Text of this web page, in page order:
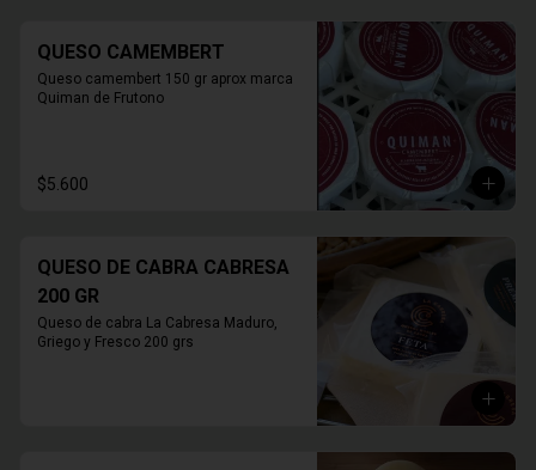
QUESO CAMEMBERT
Queso camembert 150 gr aprox marca
Quiman de Frutono
$5.600
QUESO DE CABRA CABRESA
200 GR
Queso de cabra La Cabresa Maduro,
Griego y Fresco 200 grs